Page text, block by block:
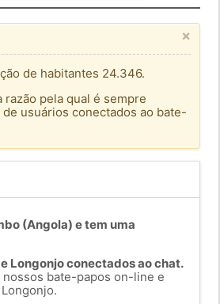
×
de habitantes 24.346.
pela qual é sempre
usuários conectados ao bate-
(Angola) e tem uma
Longonjo conectados ao chat.
bate-papos on-line e